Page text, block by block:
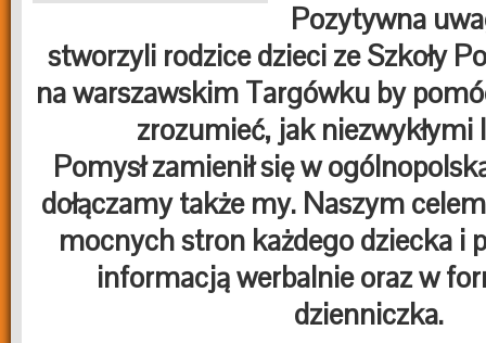
Pozytywna
stworzyli rodzice dzieci ze Szkoły
na warszawskim Targówku by
zrozumieć, jak niezwykłymi
Pomysł zamienił się w
dołączamy także my. Naszym
mocnych stron każdego dziecka i
informacją werbalnie oraz w
dzienniczka.